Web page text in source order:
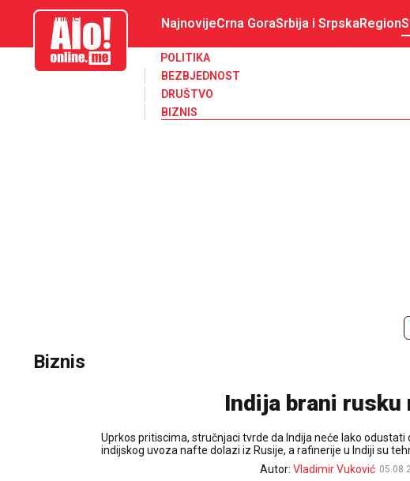
aloonline.me NajnovijeCrna GoraSrbija i SrpskaRegion
POLITIKA
BEZBJEDNOST
DRUŠTVO
BIZNIS
Biznis
Indija brani
Uprkos pritiscima, stručnjaci tvrde da Indija neće lako
indijskog uvoza nafte dolazi iz Rusije, a rafinerije u Indiji su
Autor: Vladimir Vuković